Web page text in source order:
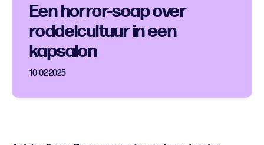
Een horror-soap over
roddelcultuur in een
kapsalon
10-02-2025